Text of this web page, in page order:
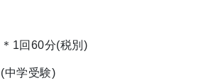
＊1回60分(税別)
(中学受験)